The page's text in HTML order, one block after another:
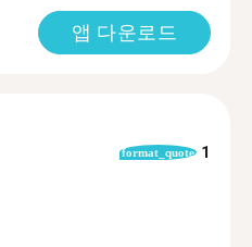
앱 다운로드
format_quote 1